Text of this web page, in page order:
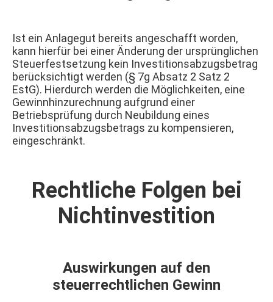
Ist ein Anlagegut bereits angeschafft worden,
kann hierfür bei einer Änderung der ursprünglichen
Steuerfestsetzung kein Investitionsabzugsbetrag
berücksichtigt werden (§ 7g Absatz 2 Satz 2
EstG). Hierdurch werden die Möglichkeiten, eine
Gewinnhinzurechnung aufgrund einer
Betriebsprüfung durch Neubildung eines
Investitionsabzugsbetrags zu kompensieren,
eingeschränkt.
Rechtliche Folgen bei
Nichtinvestition
Auswirkungen auf den
steuerrechtlichen Gewinn